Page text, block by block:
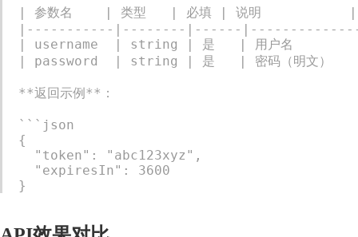
| 参数名    | 类型   | 必填 | 说明           |
|-----------|--------|------
| username  | string | 是   | 用户名
| password  | string | 是   | 密码（明文）
**返回示例**：
```json
{
}